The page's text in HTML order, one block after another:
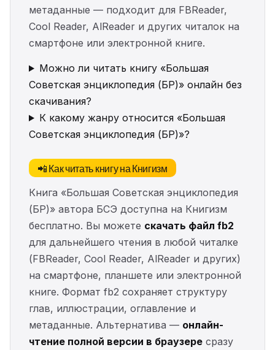
метаданные — подходит для FBReader,
Cool Reader, AlReader и других читалок на
смартфоне или электронной книге.
Можно ли читать книгу «Большая
Советская энциклопедия (БР)» онлайн без
скачивания?
К какому жанру относится «Большая
Советская энциклопедия (БР)»?
📲 Как читать книгу на Книгизм
Книга «Большая Советская энциклопедия
(БР)» автора БСЭ доступна на Книгизм
бесплатно. Вы можете скачать файл fb2
для дальнейшего чтения в любой читалке
(FBReader, Cool Reader, AlReader и других)
на смартфоне, планшете или электронной
книге. Формат fb2 сохраняет структуру
глав, иллюстрации, оглавление и
метаданные. Альтернатива — онлайн-
чтение полной версии в браузере сразу